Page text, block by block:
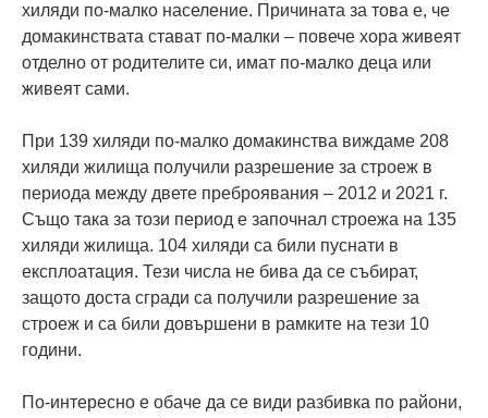
хиляди по-малко население. Причината за това е, че
домакинствата стават по-малки – повече хора живеят
отделно от родителите си, имат по-малко деца или
живеят сами.
При 139 хиляди по-малко домакинства виждаме 208
хиляди жилища получили разрешение за строеж в
периода между двете преброявания – 2012 и 2021 г.
Също така за този период е започнал строежа на 135
хиляди жилища. 104 хиляди са били пуснати в
експлоатация. Тези числа не бива да се събират,
защото доста сгради са получили разрешение за
строеж и са били довършени в рамките на тези 10
години.
По-интересно е обаче да се види разбивка по райони,